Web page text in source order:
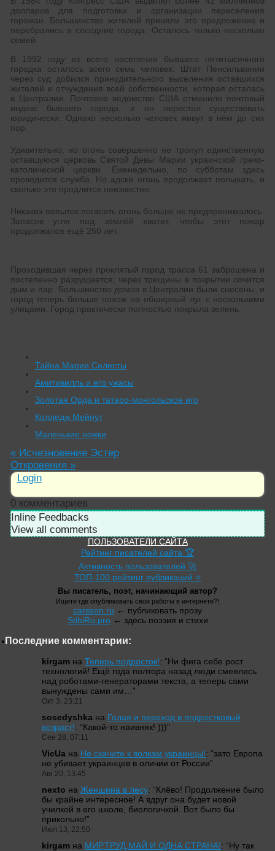
долларов для подготовки и организации переселения
горожан. Большинство жителей приняли это предложение и
перебрались в соседние города. Осталось только несколько
семей.
В 1992 году из всего населения бывшего пятитысячного
городка осталось всего семь человек. Штат Пенсильвании
через суд добился принудительного выселения оставшихся
жителей и отчуждения всей собственности, которая осталась
в Централии. Почтовое ведомство США отменило почтовый
индекс бывшего города, и он перестал существовать
юридически. Однако несколько человек живут в нём до сих
пор.
Удивительно, но огонь совершенно не тронул единственную
оставшуюся церковь Святой Девы Марии украинской греко-
католической церкви. Еженедельно, по субботам здесь
проводится служба. Но адски огонь продолжает полыхать, и
сколько это продлится неизвестно.
Никаких попыток погасить огонь больше не предпринималось.
Запасов угля под зёмлёй хватит, чтобы этот пожар
продолжался ещё 250 лет.
Проходившая через проклятый город трасса 61 заброшена и
постепенно разрушается; через трещины в покрытии сочится
дым и пар. Большинство домов в Централии были снесены, и
город теперь больше похож на обширный луг с несколькими
улицами. Город практически полностью покрыла зелень.
Тайна Марии Селесты
Амитивилль и его ужасы
Золотая Орда и татаро-монгольское иго
Колледж Мейнут
Маленькие ножки
«Исчезновение Эстер
Откровения »
Login
0комментариев
Inline Feedbacks
View all comments
ПОЛЬЗОВАТЕЛИ САЙТА
Рейтинг писателей сайта 🏆
Активность пользователей 🚀
ТОП-100 рейтинг публикаций ⭐
Вы писатель, поэт, начинающий автор?
Ищете где опубликовать свои работы в интернете?!
carsson.ru ← публиковать прозу
StihiRu.pro ← здесь поэзия и стихи
Последние комментарии:
kirgam на Теперь подросток!: “Ни фига себе рост
технологий! Ещё года полтора назад люди смеялись
над роботами-генераторами текста, а теперь сами
вынуждены сами им…”
Окт 3, 23:21
sosedyshka на Голая и переход в подростковый
возраст!: “Какой-то наивняк! )))”
Сен 28, 07:11
VicUa на Не скачите к волкам,украинцы!: “зато Европа
не убивает украинцев в оличии от России”
Авг 20, 13:45
nexto на Женщина в лесу: “Клёво! Продолжение было
бы крайне интересное! А вдруг она будет новой
училкой в его школе, биологичкой. Вот было бы
прикольно!”
Июл 13, 22:50
kirgam на МИР,ТРУД,МАЙ И ОДНА СТРАНА!: “Ну так